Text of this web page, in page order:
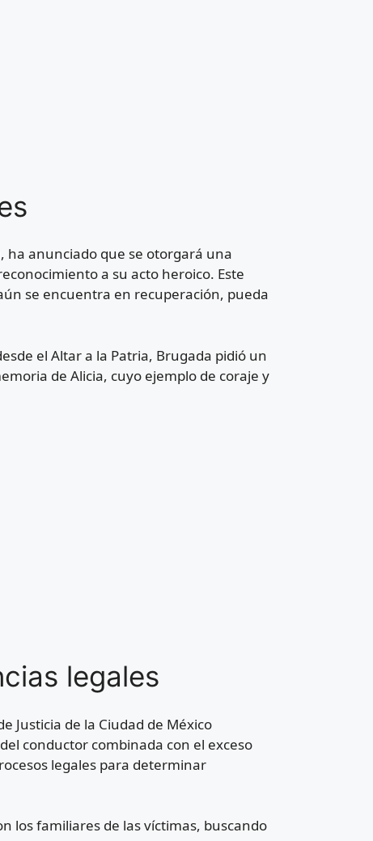
ha anunciado que se otorgará una
a su acto heroico. Este
se encuentra en recuperación, pueda
el Altar a la Patria, Brugada pidió un
de Alicia, cuyo ejemplo de coraje y
legales
Justicia de la Ciudad de México
conductor combinada con el exceso
legales para determinar
los familiares de las víctimas, buscando